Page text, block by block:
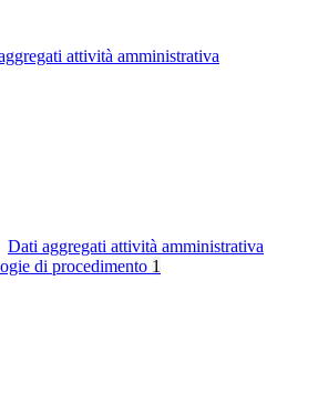
attività amministrativa
Dati aggregati attività amministrativa
di procedimento 1